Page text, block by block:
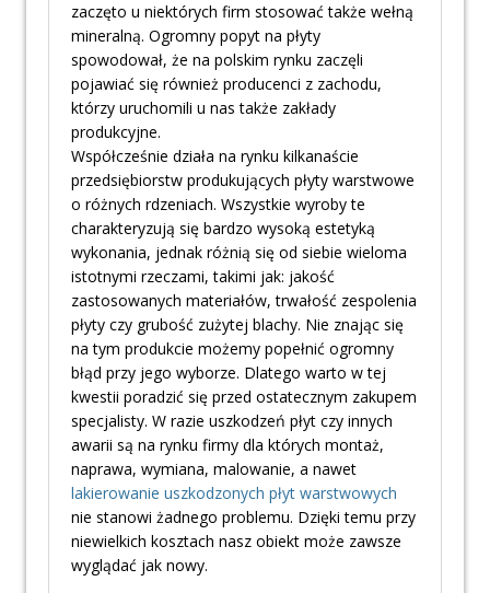
zaczęto u niektórych firm stosować także wełną
mineralną. Ogromny popyt na płyty
spowodował, że na polskim rynku zaczęli
pojawiać się również producenci z zachodu,
którzy uruchomili u nas także zakłady
produkcyjne.
Współcześnie działa na rynku kilkanaście
przedsiębiorstw produkujących płyty warstwowe
o różnych rdzeniach. Wszystkie wyroby te
charakteryzują się bardzo wysoką estetyką
wykonania, jednak różnią się od siebie wieloma
istotnymi rzeczami, takimi jak: jakość
zastosowanych materiałów, trwałość zespolenia
płyty czy grubość zużytej blachy. Nie znając się
na tym produkcie możemy popełnić ogromny
błąd przy jego wyborze. Dlatego warto w tej
kwestii poradzić się przed ostatecznym zakupem
specjalisty. W razie uszkodzeń płyt czy innych
awarii są na rynku firmy dla których montaż,
naprawa, wymiana, malowanie, a nawet
lakierowanie uszkodzonych płyt warstwowych
nie stanowi żadnego problemu. Dzięki temu przy
niewielkich kosztach nasz obiekt może zawsze
wyglądać jak nowy.